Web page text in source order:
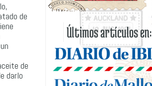
de
de
darlo
Últimos artículos en: